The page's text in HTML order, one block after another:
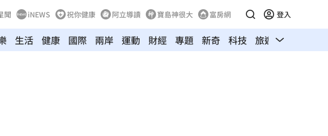
聞 iNEWS 祝你健康 阿立導讀 寶島神很大 富房網 登入
生活 健康 國際 兩岸 運動 財經 專題 新奇 科技 旅遊 汽車